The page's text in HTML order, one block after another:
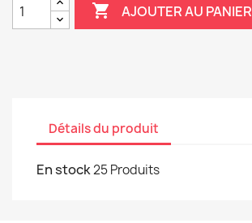
 AJOUTER AU PANIER
Détails du produit
En stock25 Produits